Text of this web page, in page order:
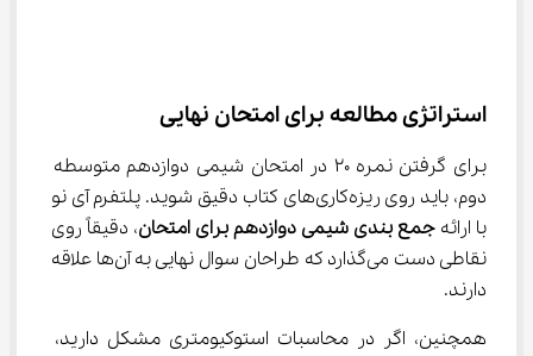
استراتژی مطالعه برای امتحان نهایی
برای گرفتن نمره ۲۰ در امتحان شیمی دوازدهم متوسطه
دوم، باید روی ریزه‌کاری‌های کتاب دقیق شوید. پلتفرم آی نو
با ارائه جمع بندی شیمی دوازدهم برای امتحان، دقیقاً روی
نقاطی دست می‌گذارد که طراحان سوال نهایی به آن‌ها علاقه
دارند.
همچنین، اگر در محاسبات استوکیومتری مشکل دارید،